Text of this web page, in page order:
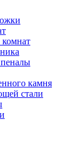
комнат
камня
стали